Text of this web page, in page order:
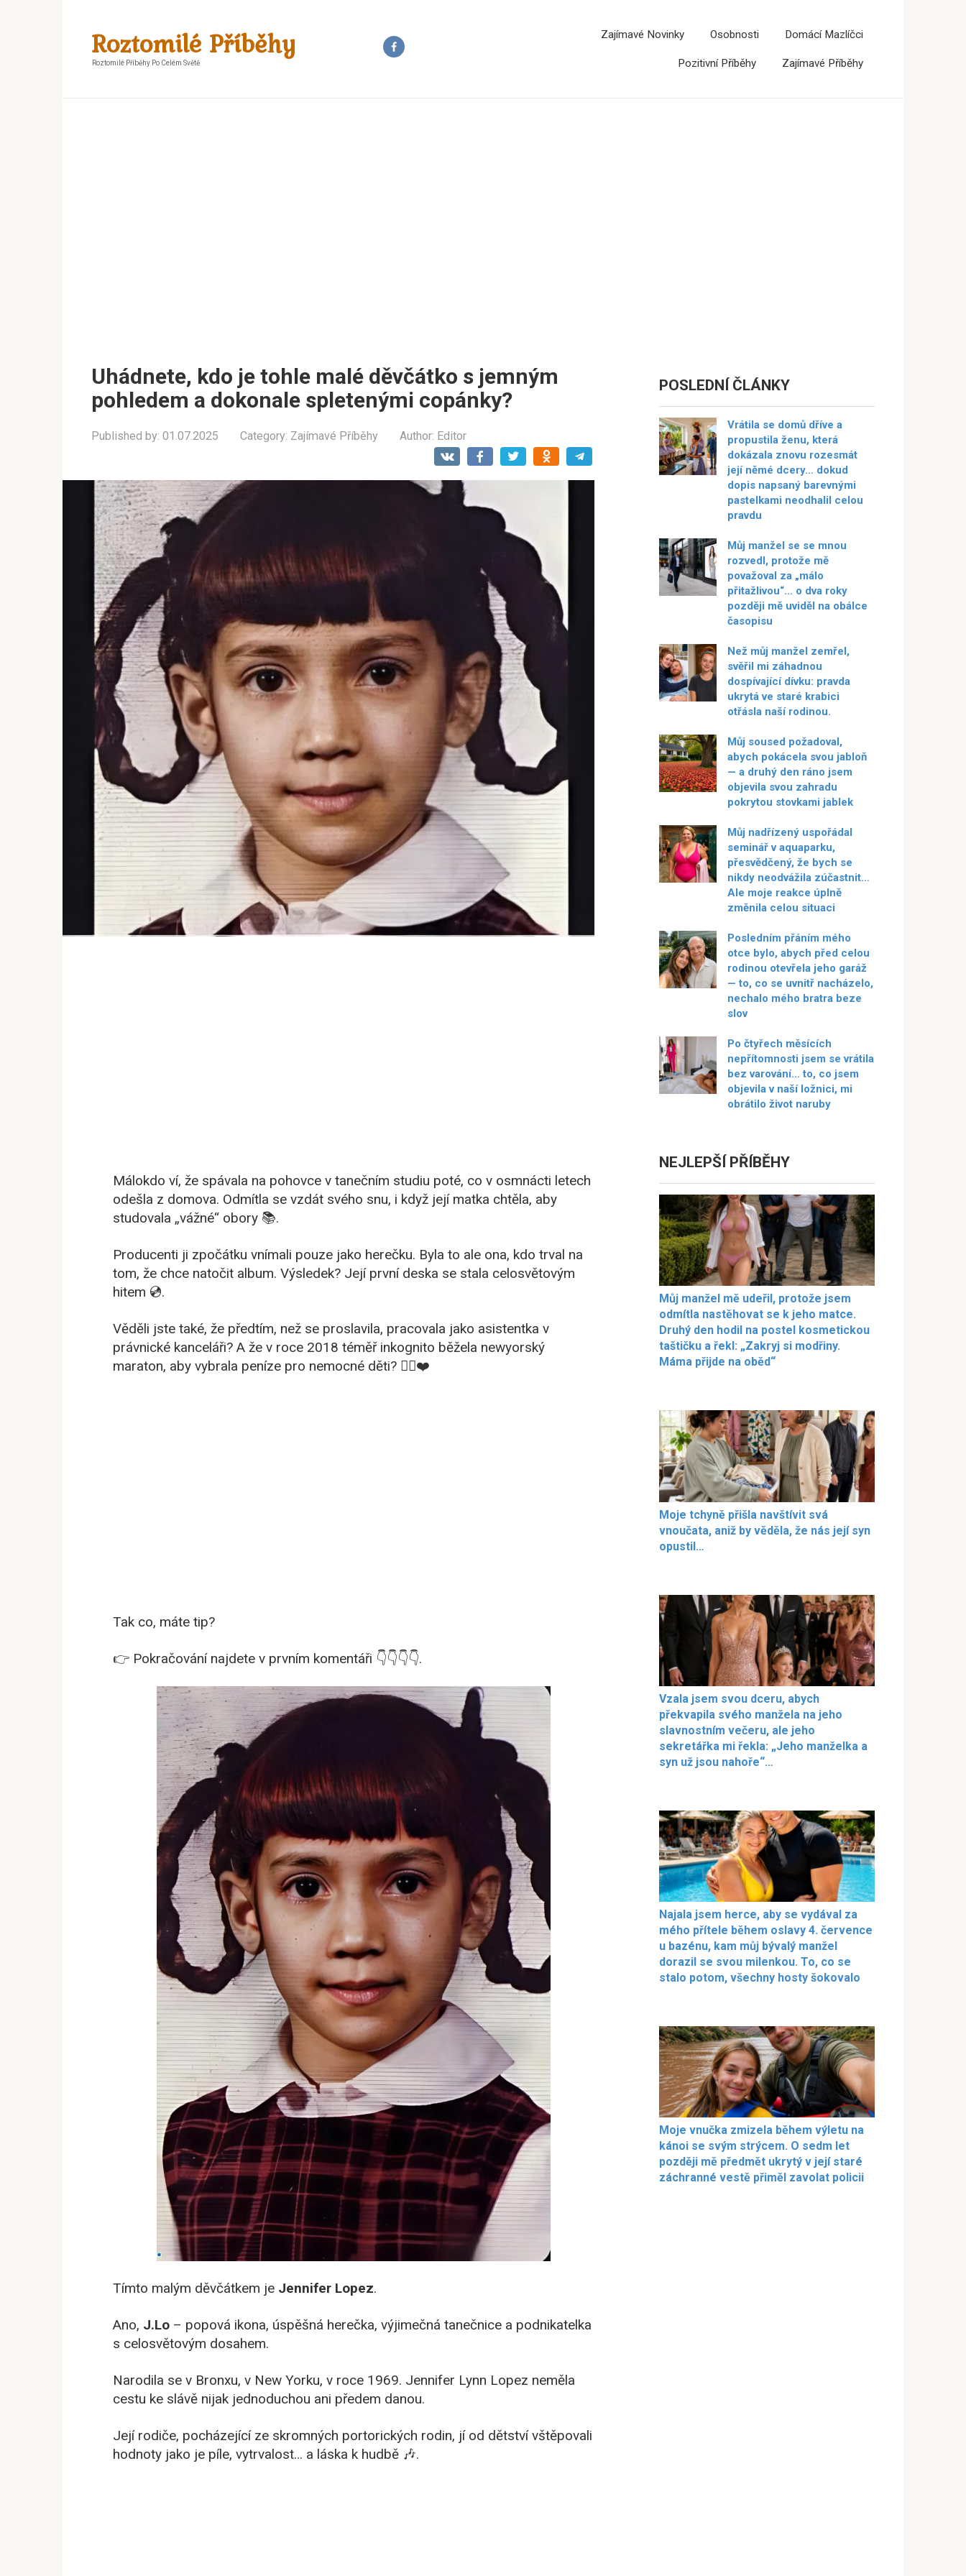
Roztomilé Příběhy
Roztomilé Příběhy Po Celém Světě
Zajímavé Novinky Osobnosti Domácí Mazlíčci
Pozitivní Příběhy Zajímavé Příběhy
Uhádnete, kdo je tohle malé děvčátko s jemným
pohledem a dokonale spletenými copánky?
Published by: 01.07.2025 Category: Zajímavé Příběhy Author: Editor
Málokdo ví, že spávala na pohovce v tanečním studiu poté, co v osmnácti letech
odešla z domova. Odmítla se vzdát svého snu, i když její matka chtěla, aby
studovala „vážné“ obory 📚.
Producenti ji zpočátku vnímali pouze jako herečku. Byla to ale ona, kdo trval na
tom, že chce natočit album. Výsledek? Její první deska se stala celosvětovým
hitem 💿.
Věděli jste také, že předtím, než se proslavila, pracovala jako asistentka v
právnické kanceláři? A že v roce 2018 téměř inkognito běžela newyorský
maraton, aby vybrala peníze pro nemocné děti? 🏃‍♀️❤️
Tak co, máte tip?
👉 Pokračování najdete v prvním komentáři 👇👇👇👇.
Tímto malým děvčátkem je Jennifer Lopez.
Ano, J.Lo – popová ikona, úspěšná herečka, výjimečná tanečnice a podnikatelka
s celosvětovým dosahem.
Narodila se v Bronxu, v New Yorku, v roce 1969. Jennifer Lynn Lopez neměla
cestu ke slávě nijak jednoduchou ani předem danou.
Její rodiče, pocházející ze skromných portorických rodin, jí od dětství vštěpovali
hodnoty jako je píle, vytrvalost… a láska k hudbě 🎶.
POSLEDNÍ ČLÁNKY
Vrátila se domů dříve a
propustila ženu, která
dokázala znovu rozesmát
její němé dcery… dokud
dopis napsaný barevnými
pastelkami neodhalil celou
pravdu
Můj manžel se se mnou
rozvedl, protože mě
považoval za „málo
přitažlivou“… o dva roky
později mě uviděl na obálce
časopisu
Než můj manžel zemřel,
svěřil mi záhadnou
dospívající dívku: pravda
ukrytá ve staré krabici
otřásla naší rodinou.
Můj soused požadoval,
abych pokácela svou jabloň
— a druhý den ráno jsem
objevila svou zahradu
pokrytou stovkami jablek
Můj nadřízený uspořádal
seminář v aquaparku,
přesvědčený, že bych se
nikdy neodvážila zúčastnit…
Ale moje reakce úplně
změnila celou situaci
Posledním přáním mého
otce bylo, abych před celou
rodinou otevřela jeho garáž
— to, co se uvnitř nacházelo,
nechalo mého bratra beze
slov
Po čtyřech měsících
nepřítomnosti jsem se vrátila
bez varování… to, co jsem
objevila v naší ložnici, mi
obrátilo život naruby
NEJLEPŠÍ PŘÍBĚHY
Můj manžel mě udeřil, protože jsem
odmítla nastěhovat se k jeho matce.
Druhý den hodil na postel kosmetickou
taštičku a řekl: „Zakryj si modřiny.
Máma přijde na oběd“
Moje tchyně přišla navštívit svá
vnoučata, aniž by věděla, že nás její syn
opustil…
Vzala jsem svou dceru, abych
překvapila svého manžela na jeho
slavnostním večeru, ale jeho
sekretářka mi řekla: „Jeho manželka a
syn už jsou nahoře“…
Najala jsem herce, aby se vydával za
mého přítele během oslavy 4. července
u bazénu, kam můj bývalý manžel
dorazil se svou milenkou. To, co se
stalo potom, všechny hosty šokovalo
Moje vnučka zmizela během výletu na
kánoi se svým strýcem. O sedm let
později mě předmět ukrytý v její staré
záchranné vestě přiměl zavolat policii